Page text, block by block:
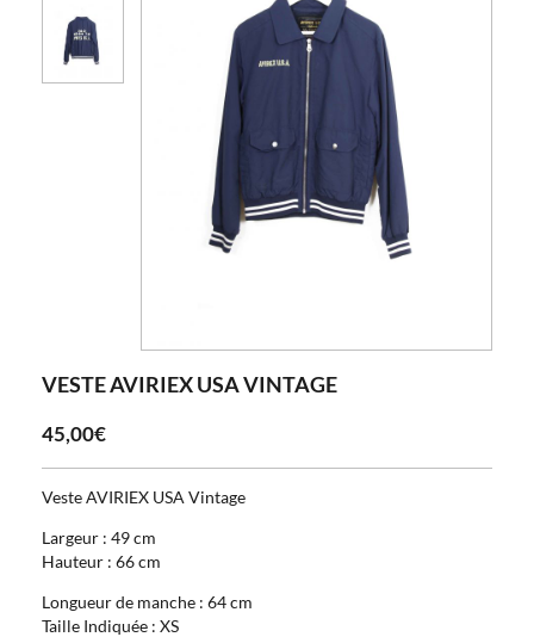
VESTE AVIRIEX USA VINTAGE
45,00€
Veste AVIRIEX USA Vintage
Largeur : 49 cm
Hauteur : 66 cm
Longueur de manche : 64 cm
Taille Indiquée : XS